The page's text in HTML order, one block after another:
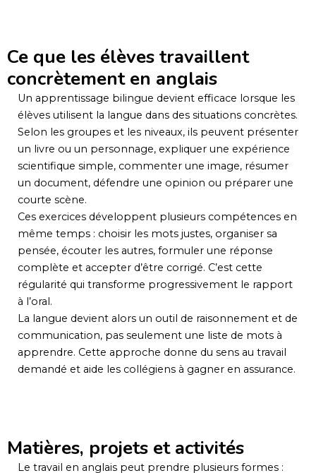
Ce que les élèves travaillent
concrètement en anglais
Un apprentissage bilingue devient efficace lorsque les
élèves utilisent la langue dans des situations concrètes.
Selon les groupes et les niveaux, ils peuvent présenter
un livre ou un personnage, expliquer une expérience
scientifique simple, commenter une image, résumer
un document, défendre une opinion ou préparer une
courte scène.
Ces exercices développent plusieurs compétences en
même temps : choisir les mots justes, organiser sa
pensée, écouter les autres, formuler une réponse
complète et accepter d’être corrigé. C’est cette
régularité qui transforme progressivement le rapport
à l’oral.
La langue devient alors un outil de raisonnement et de
communication, pas seulement une liste de mots à
apprendre. Cette approche donne du sens au travail
demandé et aide les collégiens à gagner en assurance.
Matières, projets et activités
Le travail en anglais peut prendre plusieurs formes :